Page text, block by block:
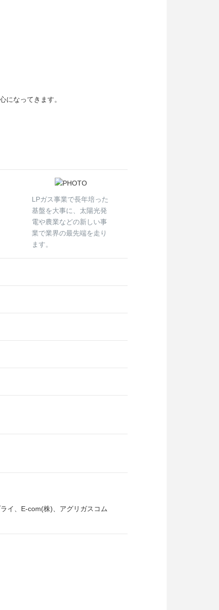
になってきます。
LPガス事業で長年培った
基盤を大事に、太陽光発
電や農業などの新しい事
業で業界の最先端を走り
ます。
イ、E-com(株)、アグリガスコム